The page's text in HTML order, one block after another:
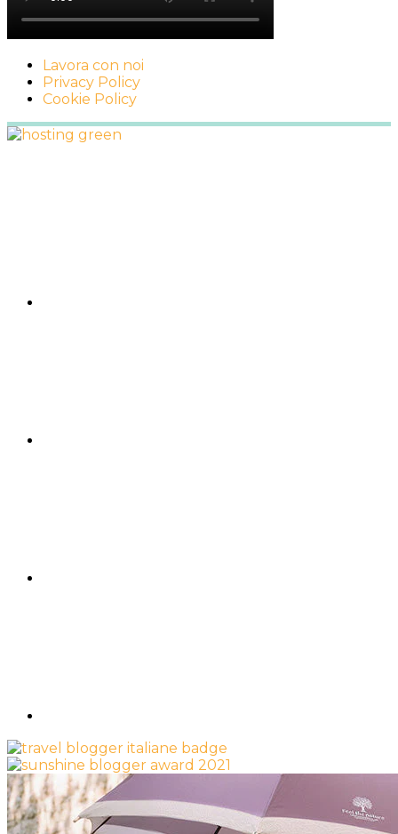
Lavora con noi
Privacy Policy
Cookie Policy
Footer